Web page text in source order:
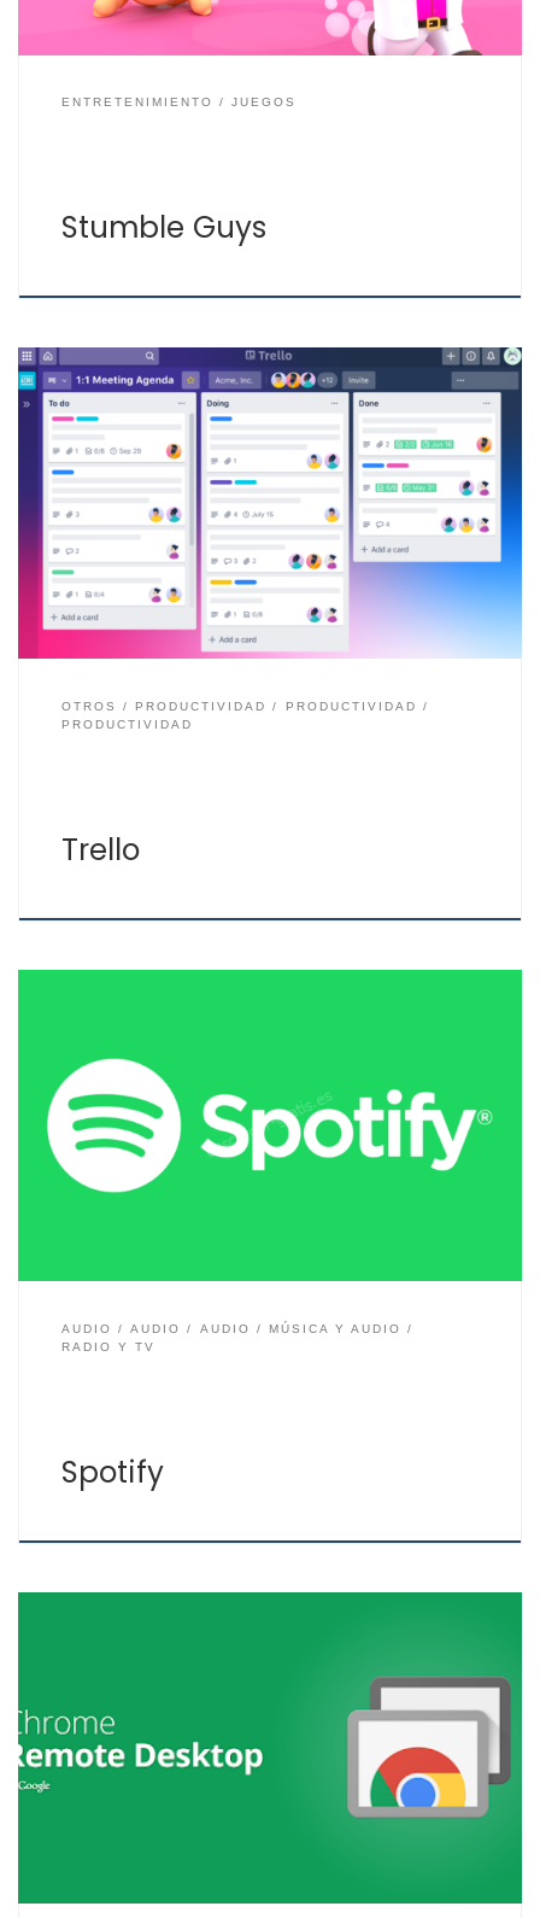
ENTRETENIMIENTO JUEGOS
Stumble Guys
Trello es uno de los gestores de proyectos y tareas que
usa el sistema Kanban, es uno de los más conocidos y
usados por todo tipo de usuarios, ya sea para uso
personal o profesional. Está disponible a través de la
Web y de aplicaciones para Android e iOS. El […]
OTROS PRODUCTIVIDAD
PRODUCTIVIDAD
PRODUCTIVIDAD
Trello
Para muchos no hace falta hacer presentación de lo
que es Spotify, ya que es el sistema de escucha de
música, radio y pódcasts número uno del mundo por su
número de usuarios. Pero no solamente existe Spotify,
hay alternativas. Spotify gratis te permite escuchar la
música y resto de […]
AUDIO AUDIO AUDIO
MÚSICA Y AUDIO
RADIO Y TV
Spotify
Una alternativa al uso de aplicaciones de escritorio
para acceder a tu ordenador necesitas tener instalado
Google Chrome, seguro que lo tienes, si es así
solamente tienes que instalar la extensión Escritorio
Remoto de Chrome de Google. Como instalar el